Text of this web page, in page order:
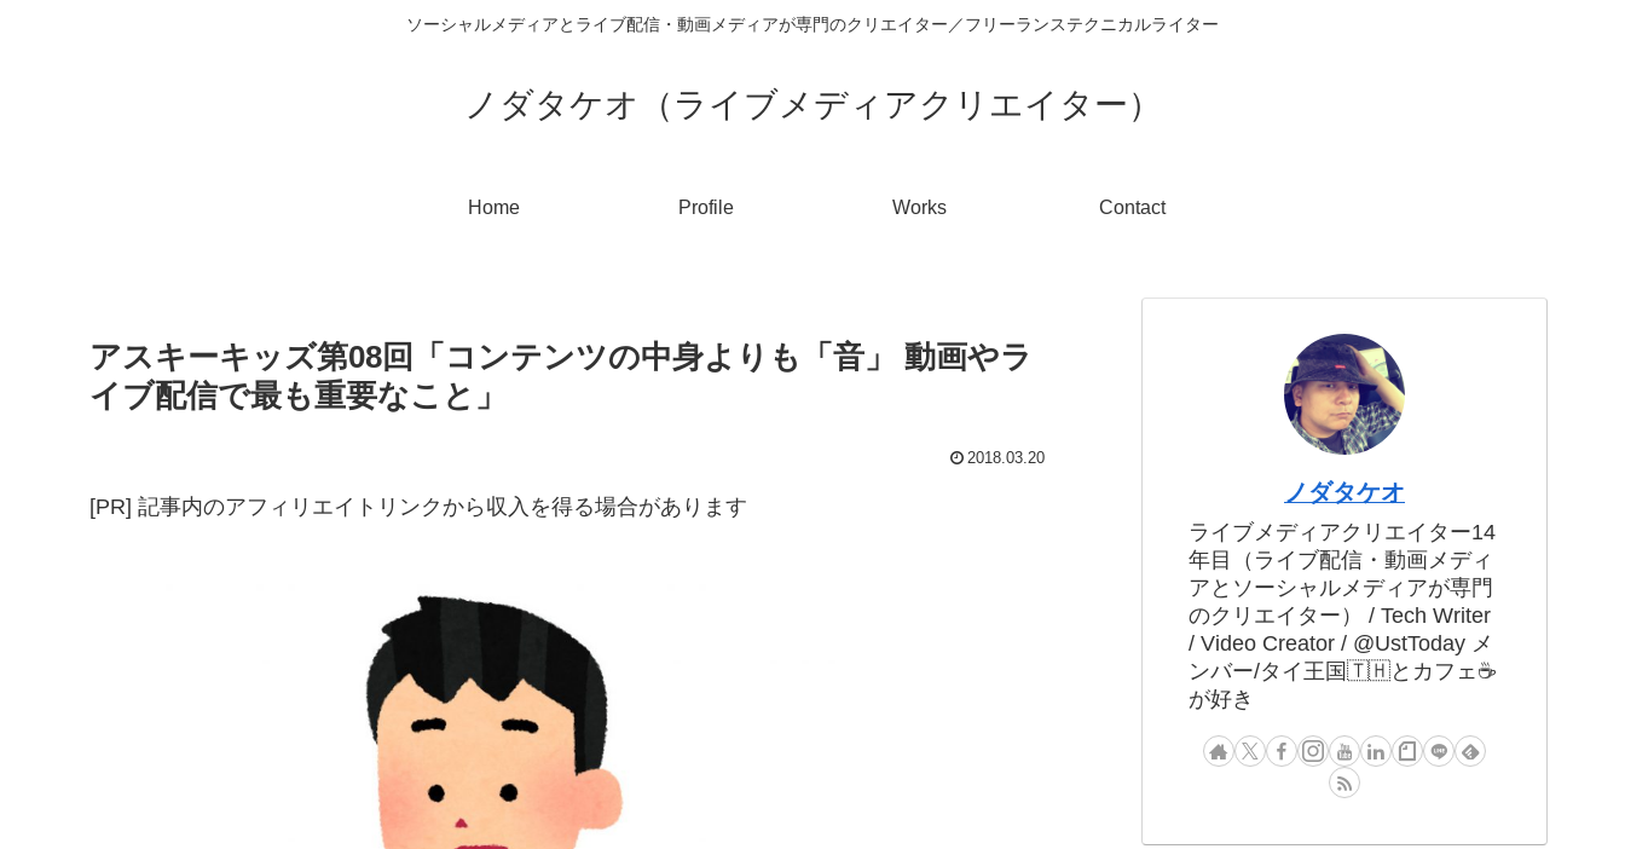
ソーシャルメディアとライブ配信・動画メディアが専門のクリエイター／フリーランステクニカルライター
ノダタケオ（ライブメディアクリエイター）
Home Profile Works Contact
アスキーキッズ第08回「コンテンツの中身よりも「音」 動画やラ
イブ配信で最も重要なこと」
2018.03.20
[PR] 記事内のアフィリエイトリンクから収入を得る場合があります
ノダタケオ
ライブメディアクリエイター14
年目（ライブ配信・動画メディ
アとソーシャルメディアが専門
のクリエイター） / Tech Writer
/ Video Creator / @UstToday メ
ンバー/タイ王国🇹🇭とカフェ☕️
が好き